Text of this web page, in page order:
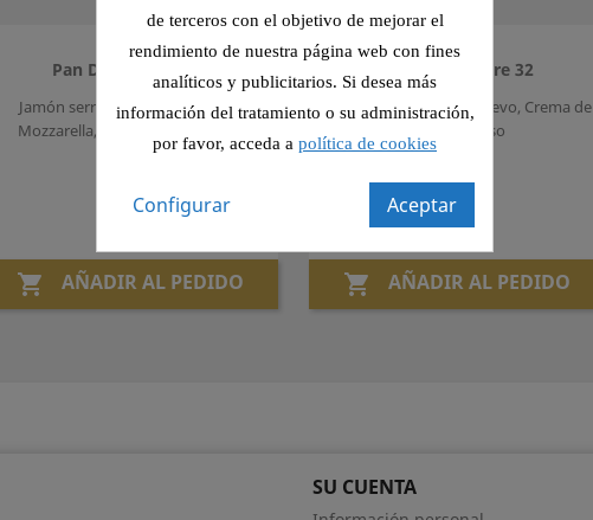
Pan De Hojaldre 31
Jamón serrano, Queso, Tomate,
Mozzarella, Orégano y Aceite de
albahaca
Precio
5,25 €
 AÑADIR AL PEDIDO
Pan De Hojaldre 32
Redondo de ternera, Huevo, Crema de
Trufa y Queso
Precio
5,25 €
 AÑADIR AL PEDIDO
SU CUENTA
de terceros con el objetivo de mejorar el
rendimiento de nuestra página web con fines
analíticos y publicitarios. Si desea más
información del tratamiento o su administración,
por favor, acceda a política de cookies
Aceptar
Configurar